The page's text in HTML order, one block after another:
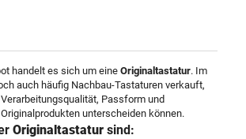
handelt es sich um eine Originaltastatur. Im
auch häufig Nachbau-Tastaturen verkauft,
Passform und
unterscheiden können.
Originaltastatur sind: